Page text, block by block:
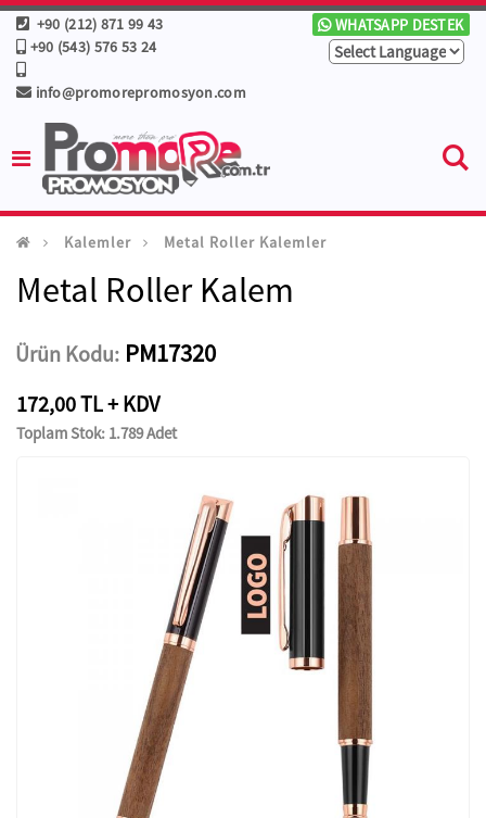
+90 (212) 871 99 43
+90 (543) 576 53 24
info@promorepromosyon.com
WHATSAPP DESTEK
Kalemler Metal Roller Kalemler
Metal Roller Kalem
Ürün Kodu: PM17320
172,00 TL + KDV
Toplam Stok: 1.789 Adet